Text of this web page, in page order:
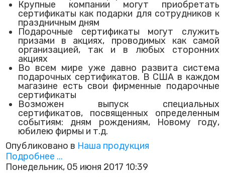
Крупные компании могут приобретать
сертификаты как подарки для сотрудников к
праздничным дням
Подарочные сертификаты могут служить
призами в акциях, проводимых как самой
организацией, так и в любых сторонних
акциях
Во всем мире уже давно развита система
подарочных сертификатов. В США в каждом
магазине есть свои фирменные подарочные
сертификаты
Возможен выпуск специальных
сертификатов, посвященных определенным
событиям: дням рождениям, Новому году,
юбилею фирмы и т.д.
Опубликовано в Наша продукция
Подробнее ...
Понедельник, 05 июня 2017 10:39